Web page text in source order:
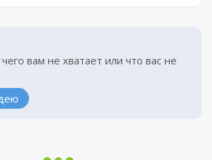
вам не хватает или что вас не